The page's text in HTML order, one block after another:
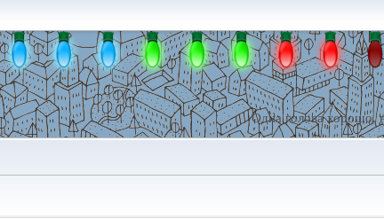
Одна голова хорошо,